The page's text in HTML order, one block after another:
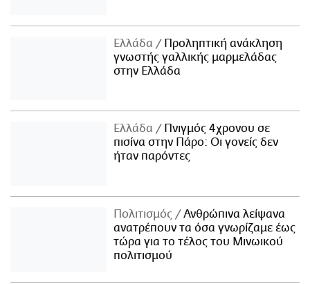
Ελλάδα
Προληπτική ανάκληση
γνωστής γαλλικής μαρμελάδας
στην Ελλάδα
Ελλάδα
Πνιγμός 4χρονου σε
πισίνα στην Πάρο: Οι γονείς δεν
ήταν παρόντες
Πολιτισμός
Ανθρώπινα λείψανα
ανατρέπουν τα όσα γνωρίζαμε έως
τώρα για το τέλος του Μινωικού
πολιτισμού